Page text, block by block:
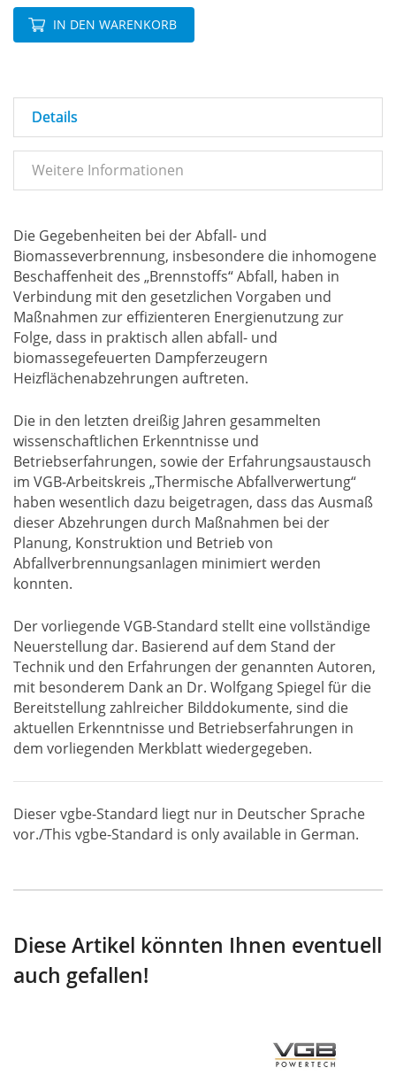
IN DEN WARENKORB
Details
Weitere Informationen
Die Gegebenheiten bei der Abfall- und
Biomasseverbrennung, insbesondere die inhomogene
Beschaffenheit des „Brennstoffs“ Abfall, haben in
Verbindung mit den gesetzlichen Vorgaben und
Maßnahmen zur effizienteren Energienutzung zur
Folge, dass in praktisch allen abfall- und
biomassegefeuerten Dampferzeugern
Heizflächenabzehrungen auftreten.
Die in den letzten dreißig Jahren gesammelten
wissenschaftlichen Erkenntnisse und
Betriebserfahrungen, sowie der Erfahrungsaustausch
im VGB-Arbeitskreis „Thermische Abfallverwertung“
haben wesentlich dazu beigetragen, dass das Ausmaß
dieser Abzehrungen durch Maßnahmen bei der
Planung, Konstruktion und Betrieb von
Abfallverbrennungsanlagen minimiert werden
konnten.
Der vorliegende VGB-Standard stellt eine vollständige
Neuerstellung dar. Basierend auf dem Stand der
Technik und den Erfahrungen der genannten Autoren,
mit besonderem Dank an Dr. Wolfgang Spiegel für die
Bereitstellung zahlreicher Bilddokumente, sind die
aktuellen Erkenntnisse und Betriebserfahrungen in
dem vorliegenden Merkblatt wiedergegeben.
Dieser vgbe-Standard liegt nur in Deutscher Sprache
vor./This vgbe-Standard is only available in German.
Diese Artikel könnten Ihnen eventuell
auch gefallen!